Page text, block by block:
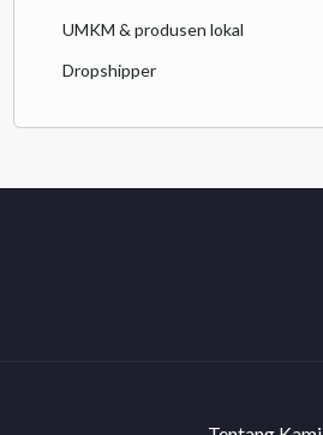
UMKM & produsen lokal
Dropshipper